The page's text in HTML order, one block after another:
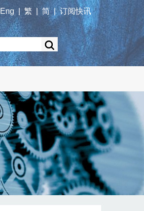
Eng 繁 简| 订阅快讯